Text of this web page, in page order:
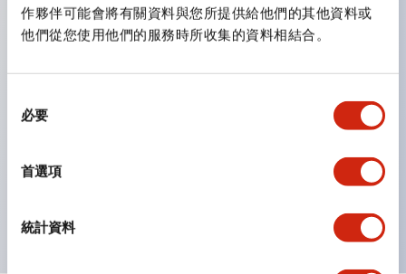
作夥伴可能會將有關資料與您所提供給他們的其他資料或
他們從您使用他們的服務時所收集的資料相結合。
必要
首選項
統計資料
型。解除鎖定方式有拉出或旋轉型。具備直接開路動作功
能（IEC60947-5-1 附件K）。具備安全鎖定結構
（IEC60947-5-5 6.2）。
指示燈採用大燈罩，確保更廣的視角和範圍，增強安全
性。
線引起的反光。